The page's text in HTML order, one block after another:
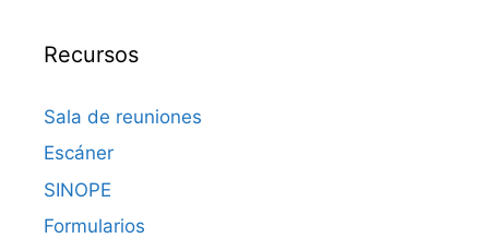
Recursos
Sala de reuniones
Escáner
SINOPE
Formularios